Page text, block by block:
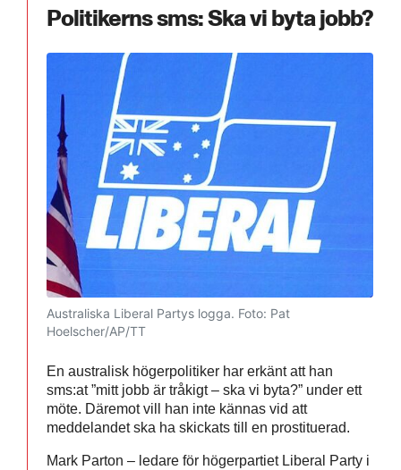
Politikerns sms: Ska vi byta jobb?
Australiska Liberal Partys logga. Foto: Pat
Hoelscher/AP/TT
En australisk högerpolitiker har erkänt att han
sms:at ”mitt jobb är tråkigt – ska vi byta?” under ett
möte. Däremot vill han inte kännas vid att
meddelandet ska ha skickats till en prostituerad.
Mark Parton – ledare för högerpartiet Liberal Party i